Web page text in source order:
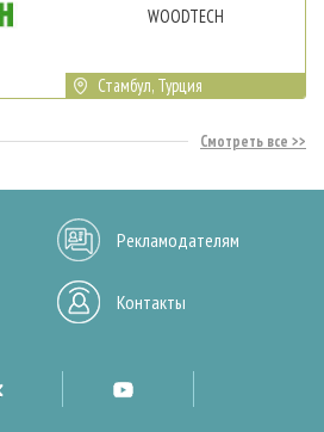
WOODTECH
Стамбул, Турция
Смотреть все
Рекламодателям
Контакты